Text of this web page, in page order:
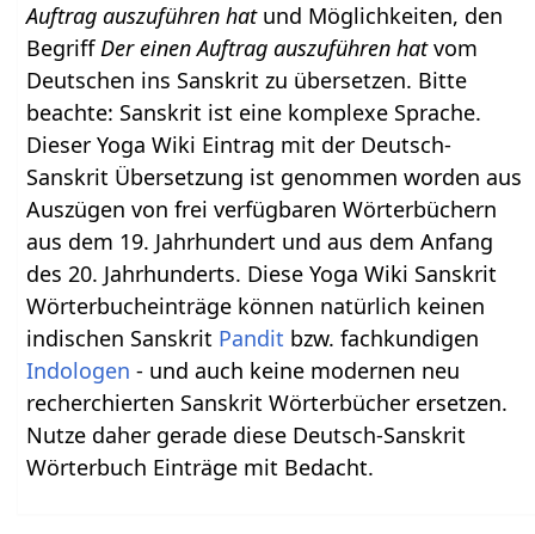
Auftrag auszuführen hat und Möglichkeiten, den
BegriffDer einen Auftrag auszuführen hatvom
Deutschen ins Sanskrit zu übersetzen. Bitte
beachte: Sanskrit ist eine komplexe Sprache.
Dieser Yoga Wiki Eintrag mit der Deutsch-
Sanskrit Übersetzung ist genommen worden aus
Auszügen von frei verfügbaren Wörterbüchern
aus dem 19. Jahrhundert und aus dem Anfang
des 20. Jahrhunderts. Diese Yoga Wiki Sanskrit
Wörterbucheinträge können natürlich keinen
indischen Sanskrit Pandit bzw. fachkundigen
Indologen - und auch keine modernen neu
recherchierten Sanskrit Wörterbücher ersetzen.
Nutze daher gerade diese Deutsch-Sanskrit
Wörterbuch Einträge mit Bedacht.